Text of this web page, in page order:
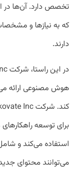
تخصص دارد. آن‌ها در
که به نیازها و
دارند.
هوش مصنوعی ارائه
برای توسعه
استفاده می‌کند و
می‌توانند محتوای